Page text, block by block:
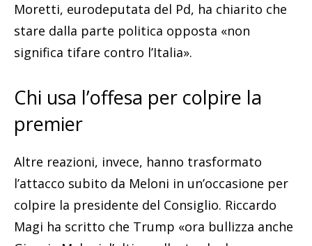
Moretti, eurodeputata del Pd, ha chiarito che
stare dalla parte politica opposta «non
significa tifare contro l’Italia».
Chi usa l’offesa per colpire la
premier
Altre reazioni, invece, hanno trasformato
l’attacco subito da Meloni in un’occasione per
colpire la presidente del Consiglio. Riccardo
Magi ha scritto che Trump «ora bullizza anche